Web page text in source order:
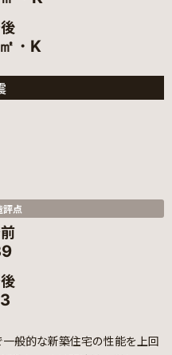
・K
評点
般的な新築住宅の性能を上回